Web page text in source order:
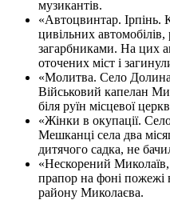
музикантів.
«Автоцвинтар. Ірпінь.
цивільних
загарбниками. На цих
оточених міст і
«Молитва. Село
Військовий капелан
біля руїн місцевої
«Жінки в окупації.
Мешканці села два
дитячого садка, не
«Нескорений
прапор на фоні пожежі
району Миколаєва.